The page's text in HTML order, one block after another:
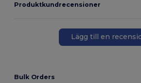
Produktkundrecensioner
Lägg till en
Bulk Orders